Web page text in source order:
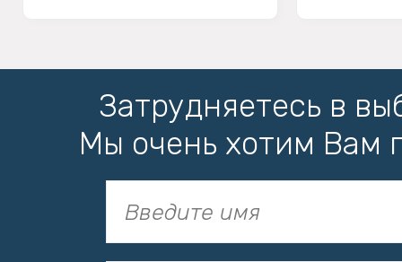
Затрудняетесь в
Мы очень хотим Вам